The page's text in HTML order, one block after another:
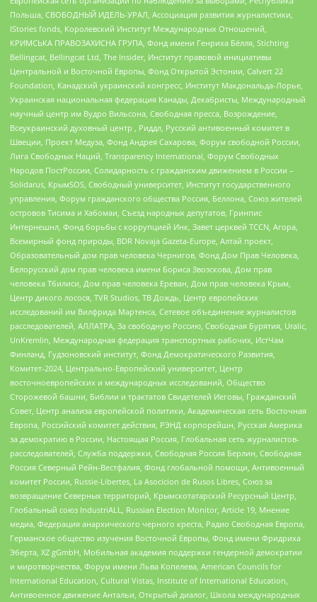
Польша, СВОБОДНЫЙ ИДЕЛЬ-УРАЛ, Ассоциация развития журналистики,
IStories fonds, Королевский Институт Международных Отношений,
КРИМСЬКА ПРАВОЗАХИСНА ГРУПА, Фонд имени Генриха Бёлля, Stichting
Bellingcat, Bellingcat Ltd, The Insider, Институт правовой инициативы
Центральной и Восточной Европы, Фонд Открытой Эстонии, Calvert 22
Foundation, Канадский украинский конгресс, Институт Макдональда-Лорье,
Украинская национальная федерация Канады, Декабристы, Международный
научный центр им Вудро Вильсона, Свободная пресса, Возрождение,
Всеукраинский духовный центр , Риддл, Русский антивоенный комитет в
Швеции, Проект Медуза, Фонд Андрея Сахарова, Форум свободной России,
Лига Свободных Наций, Transparеncy International, Форум Свободных
Народов ПостРоссии, Солидарность с гражданским движением в России –
Solidarus, КрымSOS, Свободный университет, Институт государственного
управления, Форум гражданского общества Россия, Беллона, Союз жителей
островов Тисима и Хабомаи, Съезд народных депутатов, Гринпис
Интернешнл, Фонд борьбы с коррупцией Инк, Завет церквей TCCN, Агора,
Всемирный фонд природы, BDR Novaja Gazeta-Europe, Алтай проект,
Образовательный дом прав человека Чернигов, Фонд Дом Прав Человека,
Белорусский дом прав человека имени Бориса Звозскова, Дом прав
человека Тбилиси, Дом прав человека Ереван, Дом прав человека Крым,
Центр дикого лосося, TVR Studios, ТВ Дождь, Центр европейских
исследований им Вилфрида Мартенса, Сетевое объединение журналистов
расследователей, АЛЛАТРА, За свободную Россию, Свободная Бурятия, Uralic,
UnKremlin, Международная федерация транспортных рабочих, ИстЧам
Финланд, Гудзоновский институт, Фонд Демократического Развития,
Комитет-2024, Центрально-Европейский университет, Центр
восточноевропейских и международных исследований, Общество
Сторожевой башни, Библии и трактатов Свидетелей Иеговы, Гражданский
Совет, Центр анализа европейской политики, Академическая сеть Восточная
Европа, Российский комитет действия, РЭНД корпорейшн, Русская Америка
за демократию в России, Настоящая Россия, Глобальная сеть журналистов-
расследователей, Служба поддержки, Свободная Россия Берлин, Свободная
Россия Северный Рейн-Вестфалия, Фонд глобальной помощи, Антивоенный
комитет России, Russie-Libertes, La Asocicion de Rusos Libres, Союз за
возвращение Северных территорий, Крымскотатарский Ресурсный Центр,
Глобальный союз IndustriALL, Russian Election Monitor, Article 19, Мнение
медиа, Федерация анархического черного креста, Радио Свободная Европа,
Германское общество изучения Восточной Европы, Фонд имени Фридриха
Эберта, XZ gGmbH, Мобильная академия поддержки гендерной демократии
и миротворчества, Форум имени Льва Копелева, American Councils for
International Education, Cultural Vistas, Institute of International Education,
Антивоенное движение Антальи, Открытый диалог, Школа международных